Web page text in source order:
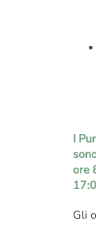
I
ore
Gli